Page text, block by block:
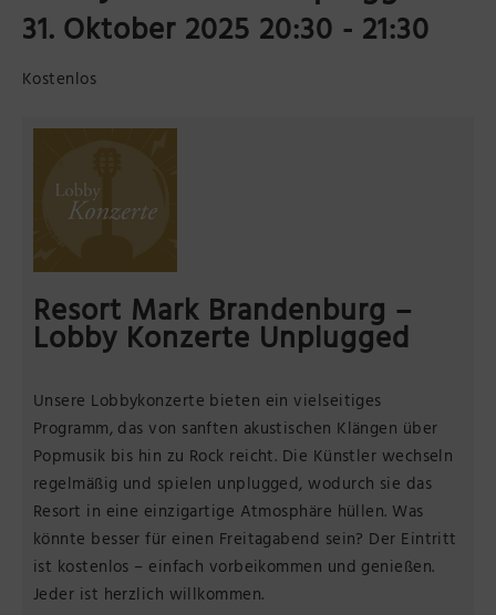
Präsenzstelle Prignitz Standort Neuruppin
Museum Neuruppin
Brandenburg-Preußen Museum Wustrau
Wegemuseum Wusterhausen/Dosse
31. Oktober 2025 20:30-21:30
Kostenlos
Resort Mark Brandenburg –
Lobby Konzerte Unplugged
Unsere Lobbykonzerte bieten ein vielseitiges
Programm, das von sanften akustischen Klängen über
Popmusik bis hin zu Rock reicht. Die Künstler wechseln
regelmäßig und spielen unplugged, wodurch sie das
Resort in eine einzigartige Atmosphäre hüllen. Was
könnte besser für einen Freitagabend sein? Der Eintritt
ist kostenlos – einfach vorbeikommen und genießen.
Jeder ist herzlich willkommen.